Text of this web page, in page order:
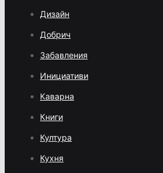
Дизайн
Добрич
Забавления
Инициативи
Каварна
Книги
Култура
Кухня